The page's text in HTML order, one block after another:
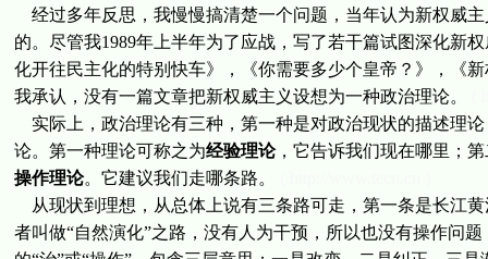
经过多年反思，我慢慢搞清楚一个问题，当年认为新权威主
的。尽管我1989年上半年为了应战，写了若干篇试图深化新
化开往民主化的特别快车》，《你需要多少个皇帝？》，《
我承认，没有一篇文章把新权威主义设想为一种政治理论。
实际上，政治理论有三种，第一种是对政治现状的描述理
论。第一种理论可称之为经验理论，它告诉我们现在哪里；
操作理论。它建议我们走哪条路。
从现状到理想，从总体上说有三条路可走，第一条是长江黄
者叫做“自然演化”之路，没有人为干预，所以也没有操作问